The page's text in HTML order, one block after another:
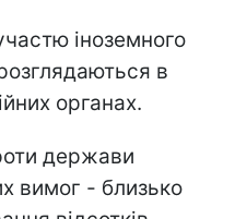
іноземного
в
органах.
держави
вимог - близько